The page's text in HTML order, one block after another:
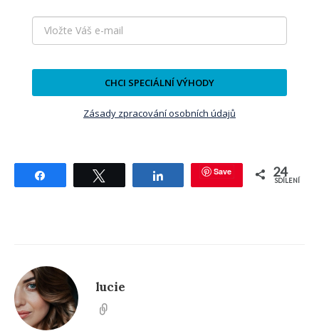
CHCI SPECIÁLNÍ VÝHODY
Zásady zpracování osobních údajů
Tweetnout Save 24
SDÍLENÍ
lucie